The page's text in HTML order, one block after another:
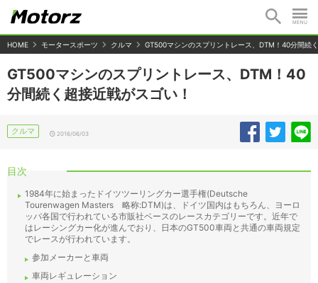
HOME モータースポーツ クルマ GT500マシンのスプリントレース、DTM！40分間続
GT500マシンのスプリントレース、DTM！40
分間続く超接近戦がスゴい！
クルマ 2016/06/03
目次
1984年に始まったドイツツーリングカー選手権(Deutsche
Tourenwagen Masters 略称:DTM)は、ドイツ国内はもちろん、ヨーロ
ッパ各国で行われている市販社ベースのレースカテゴリーです。近年で
はレーシングカー化が進んでおり、日本のGT500車両と共通の車両規定
でレースが行われています。
参加メーカーと車両
車両レギュレーション